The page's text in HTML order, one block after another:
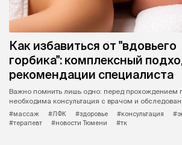
Как избавиться от "вдовьего
горбика": комплексный
рекомендации специалиста
Важно помнить лишь одно: перед прохождением
необходима консультация с врачом и
#массаж
#ЛФК #здоровье #консультация
#терапевт
#новости Тюмени #тк